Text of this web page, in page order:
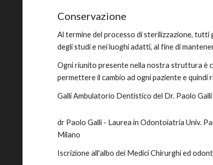
Conservazione
Al termine del processo di sterilizzazione,
degli studi e nei luoghi adatti, al fine di
Ogni riunito presente nella nostra struttura è
permettere il cambio ad ogni paziente e
Galli Ambulatorio Dentistico del Dr. Paolo
dr Paolo Galli - Laurea in Odontoiatria Univ.
Milano
Iscrizione all'albo dei Medici Chirurghi ed